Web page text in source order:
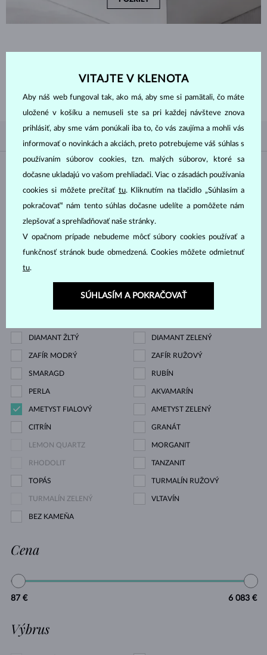
Inšpirujte sa nedávno zakúpenými náušnicami zo zlata a diamantov a
prezrite si tie najobľúbenejšie darčeky, ktorými sú práve náušnice.
Materiál
BIELE ZLATO ŽLTÉ ZLATO
RUŽOVÉ ZLATO
Drahokam
ZIRKÓNIE DIAMANT
DIAMANT ŽLTÝ DIAMANT ZELENÝ
ZAFÍR MODRÝ ZAFÍR RUŽOVÝ
SMARAGD RUBÍN
PERLA AKVAMARÍN
AMETYST FIALOVÝ AMETYST ZELENÝ
CITRÍN GRANÁT
LEMON QUARTZ MORGANIT
RHODOLIT TANZANIT
TOPÁS TURMALÍN RUŽOVÝ
TURMALÍN ZELENÝ VLTAVÍN
BEZ KAMEŇA
Cena
87 € 6 083 €
Výbrus
VITAJTE V KLENOTA
Aby náš web fungoval tak, ako má, aby sme si pamätali, čo máte
uložené v košíku a nemuseli ste sa pri každej návšteve znova
prihlásiť, aby sme vám ponúkali iba to, čo vás zaujíma a mohli vás
informovať o novinkách a akciách, preto potrebujeme váš súhlas s
používaním súborov cookies, tzn. malých súborov, ktoré sa
dočasne ukladajú vo vašom prehliadači. Viac o zásadách používania
cookies si môžete prečítať tu. Kliknutím na tlačidlo „Súhlasím a
pokračovať“ nám tento súhlas dočasne udelíte a pomôžete nám
zlepšovať a sprehľadňovať naše stránky.
V opačnom prípade nebudeme môcť súbory cookies používať a
funkčnosť stránok bude obmedzená. Cookies môžete odmietnuť
tu.
SÚHLASÍM A POKRAČOVAŤ